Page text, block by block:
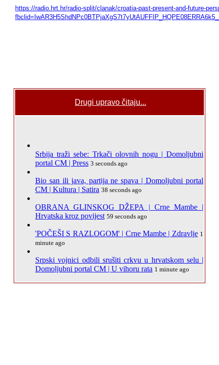
https://radio.hrt.hr/radio-split/clanak/croatia-past-present-and-future-
Drugi upravo čitaju...
Srbija traži sebe: Trkači olovnih nogu | Domoljubni
portal CM | Press 3 seconds ago
Bio san ili java, partija ne spava | Domoljubni portal
CM | Kultura | Satira 38 seconds ago
OBRANA GLINSKOG DŽEPA | Crne Mambe |
Hrvatska kroz povijest 59 seconds ago
'POČEŠI S RAZLOGOM' | Crne Mambe | Zdravlje 1
minute ago
Srpski vojnici odbili srušiti crkvu u hrvatskom selu |
Domoljubni portal CM | U vihoru rata 1 minute ago